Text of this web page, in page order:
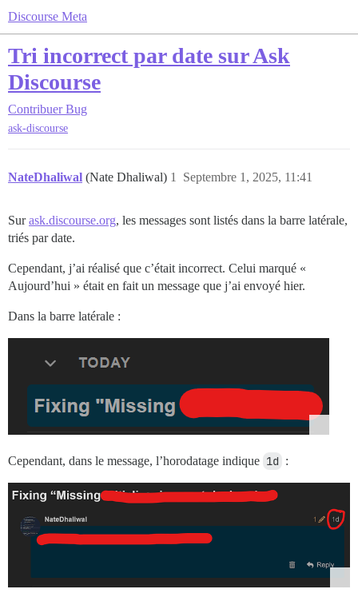
Discourse Meta
Tri incorrect par date sur Ask
Discourse
Contribuer Bug
ask-discourse
NateDhaliwal (Nate Dhaliwal) Septembre 1, 2025, 11:41
1
Surask.discourse.org, les messages sont listés dans la barre latérale,
triés par date.
Cependant, j’ai réalisé que c’était incorrect. Celui marqué «
Aujourd’hui » était en fait un message que j’ai envoyé hier.
Dans la barre latérale :
Cependant, dans le message, l’horodatage indique 1d :